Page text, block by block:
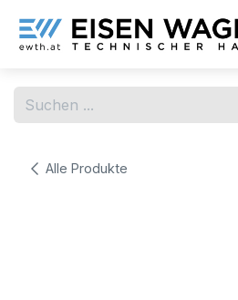
Alle Produkte